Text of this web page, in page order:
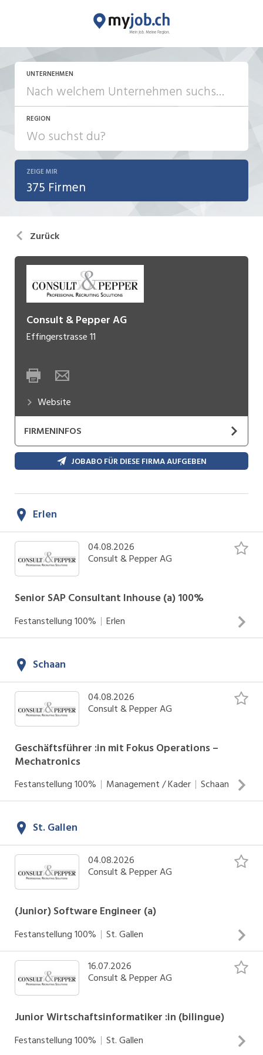
UNTERNEHMEN
REGION
ZEIGE MIR
375 Firmen
Zurück
Consult & Pepper AG
Effingerstrasse 11
Website
FIRMENINFOS
Mit mehr als 1'800 Vermittlungen von hoch
qualifizierten Führungskräften und
Ingenieurwesen, Beratung und Finanzen ist
Consult & Pepper einer der einflussreichsten
Recruiter der Schweiz.
Professionals bei der Planung und Realisierung
ihres nächsten Karriereschrittes sowie
Unternehmen aller Grössen und Branchen. Wir
blicken auf langjährige Erfahrung und
ausgewiesene Leistungserfolge zurück und
zukunftsgerichtet für Sie ein.
JOBABO FÜR DIESE FIRMA AUFGEBEN
Erlen
04.08.2026
Consult & Pepper AG
Senior SAP Consultant Inhouse (a) 100%
Festanstellung100% Erlen
INSERAT ANSEHEN
Schaan
04.08.2026
Consult & Pepper AG
Geschäftsführer :in mit Fokus Operations –
Mechatronics
Festanstellung100% Management / Kader Schaan
INSERAT ANSEHEN
St. Gallen
04.08.2026
Consult & Pepper AG
(Junior) Software Engineer (a)
Festanstellung100% St. Gallen
INSERAT ANSEHEN16.07.2026
Consult & Pepper AG
Junior Wirtschaftsinformatiker :in (bilingue)
Festanstellung100% St. Gallen